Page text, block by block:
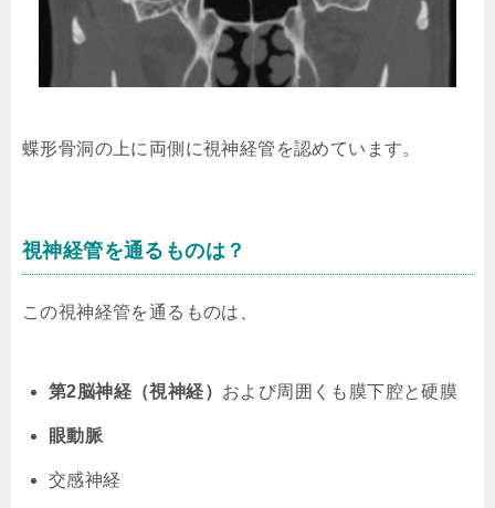
蝶形骨洞の上に両側に視神経管を認めています。
視神経管を通るものは？
この視神経管を通るものは、
第2脳神経（視神経） および周囲くも膜下腔と硬膜
眼動脈
交感神経